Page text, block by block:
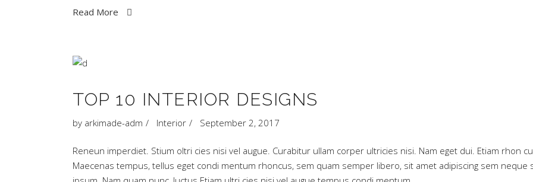
Read More
TOP 10 INTERIOR DESIGNS
by arkimade-adm Interior September 2, 2017
Reneun imperdiet. Stium oltri cies nisi vel augue. Curabitur ullam corper ultricies nisi. Nam eget dui. Etiam rhon
Maecenas tempus, tellus eget condi mentum rhoncus, sem quam semper libero, sit amet adipiscing sem neque